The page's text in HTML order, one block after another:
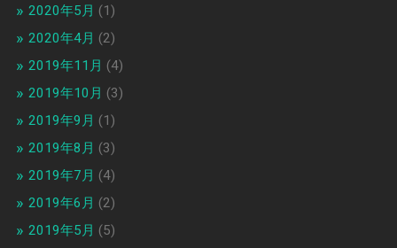
2020年5月 (1)
2020年4月 (2)
2019年11月 (4)
2019年10月 (3)
2019年9月 (1)
2019年8月 (3)
2019年7月 (4)
2019年6月 (2)
2019年5月 (5)